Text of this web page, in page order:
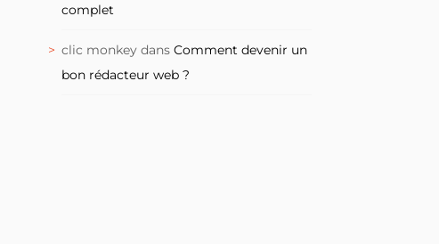
complet
clic monkey dansComment devenir un
bon rédacteur web ?